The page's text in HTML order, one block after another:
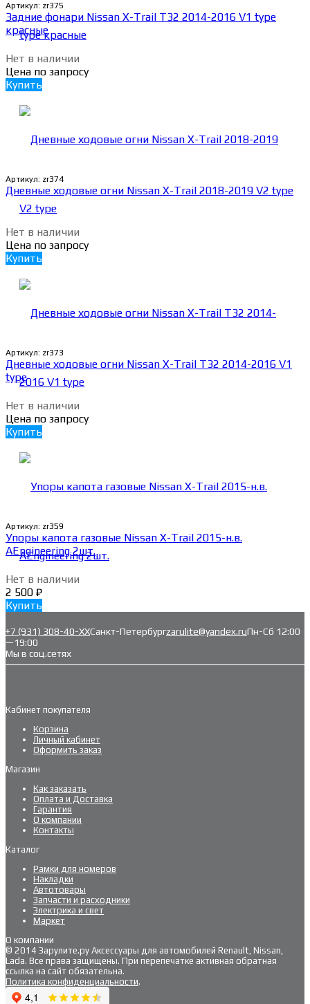
Артикул: zr375
Задние фонари Nissan X-Trail Т32 2014-2016 V1 type
красные
Нет в наличии
Цена по запросу
Купить
Артикул: zr374
Дневные ходовые огни Nissan X-Trail 2018-2019 V2 type
Нет в наличии
Цена по запросу
Купить
Артикул: zr373
Дневные ходовые огни Nissan X-Trail T32 2014-2016 V1
type
Нет в наличии
Цена по запросу
Купить
Артикул: zr359
Упоры капота газовые Nissan X-Trail 2015-н.в.
AEngineering 2шт.
Нет в наличии
2 500 ₽
Купить
+7 (931) 308-40-ХХСанкт-Петербургzarulite@yandex.ruПн-Сб 12:00
—19:00
Мы в соц.сетях
Кабинет покупателя
Корзина
Личный кабинет
Оформить заказ
Магазин
Как заказать
Оплата и Доставка
Гарантия
О компании
Контакты
Каталог
Рамки для номеров
Накладки
Автотовары
Запчасти и расходники
Электрика и свет
Маркет
О компании
© 2014 Зарулите.ру Аксессуары для автомобилей Renault, Nissan,
Lada. Все права защищены. При перепечатке активная обратная
ссылка на сайт обязательна.
Политика конфиденциальности.